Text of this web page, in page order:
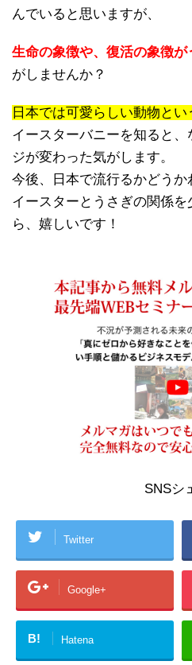
んでいると思いますが、
生命の象徴や、復活の象徴が
がしませんか？
日本では可愛らしい動物と
イースターバニーを知ると
ジが変わった気がします。
今後、日本で流行るかどうか
イースターとうさぎの関係
ら、嬉しいです！
SNSシ
Twitter
Google+
B! Hatena